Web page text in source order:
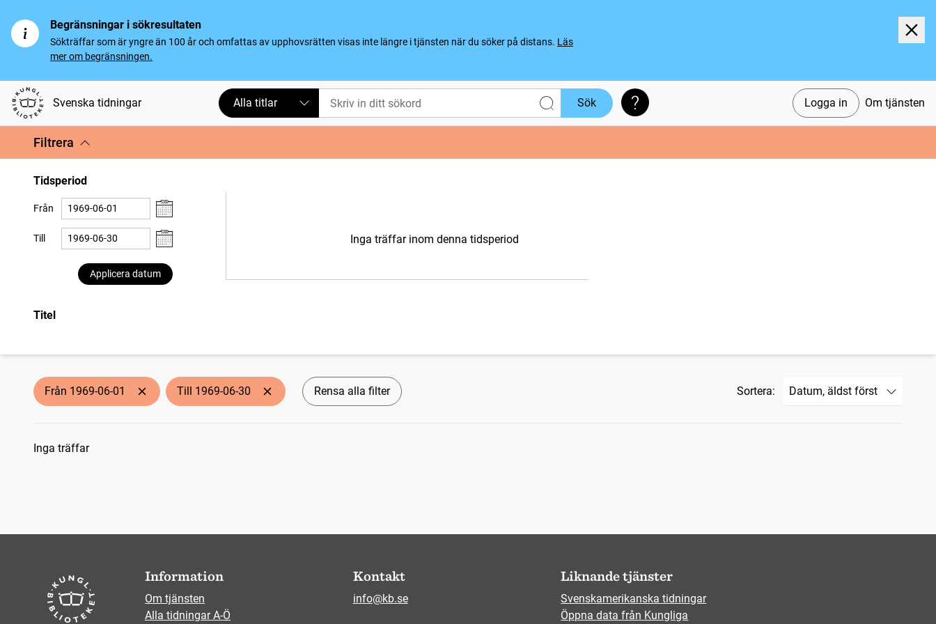
Begränsningar i sökresultaten
Sökträffar som är yngre än 100 år och omfattas av upphovsrätten visas inte längre i tjänsten när du söker på distans. Läs
mer om begränsningen.
Svenska tidningar Logga in Om tjänsten
Alla titlar Sök Söktips
Filtrera
Tidsperiod
Från
Till
Applicera datum
Inga träffar inom denna tidsperiod
Titel
Från 1969-06-01 Till 1969-06-30 Rensa alla filter Sortera:
Sökresultat
Inga träffar
Information
Om tjänsten
Alla tidningar A-Ö
Kontakt
info@kb.se
Liknande tjänster
Svenskamerikanska tidningar
Öppna data från Kungliga